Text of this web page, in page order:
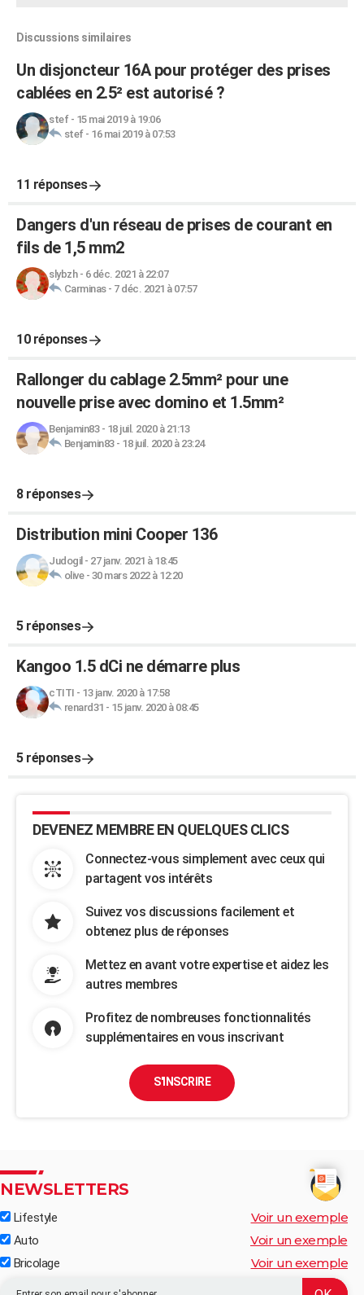
Discussions similaires
Un disjoncteur 16A pour protéger des prises
cablées en 2.5² est autorisé ?
stef- 15 mai 2019 à 19:06
stef- 16 mai 2019 à 07:53
11 réponses
Dangers d'un réseau de prises de courant en
fils de 1,5 mm2
slybzh- 6 déc. 2021 à 22:07
Carminas- 7 déc. 2021 à 07:57
10 réponses
Rallonger du cablage 2.5mm² pour une
nouvelle prise avec domino et 1.5mm²
Benjamin83- 18 juil. 2020 à 21:13
Benjamin83- 18 juil. 2020 à 23:24
8 réponses
Distribution mini Cooper 136
Judogil - 27 janv. 2021 à 18:45
olive- 30 mars 2022 à 12:20
5 réponses
Kangoo 1.5 dCi ne démarre plus
cTITI - 13 janv. 2020 à 17:58
renard31 - 15 janv. 2020 à 08:45
5 réponses
DEVENEZ MEMBRE EN QUELQUES CLICS
Connectez-vous simplement avec ceux qui
partagent vos intérêts
Suivez vos discussions facilement et
obtenez plus de réponses
Mettez en avant votre expertise et aidez les
autres membres
Profitez de nombreuses fonctionnalités
supplémentaires en vous inscrivant
S'INSCRIRE
NEWSLETTERS
Lifestyle Voir un exemple
Auto Voir un exemple
Bricolage Voir un exemple